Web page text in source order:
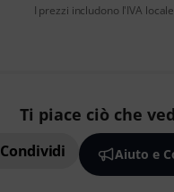
I prezzi includono l'IVA locale
Ti piace ciò che
Condividi Aiuto e